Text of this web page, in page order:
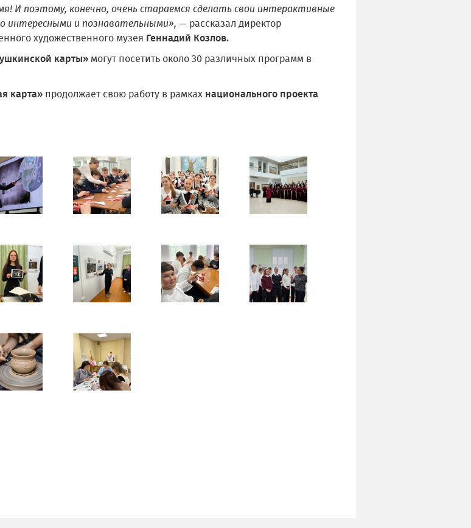
И поэтому, конечно, очень стараемся сделать свои интерактивные
интересными и познавательными», — рассказал директор
художественного музея Геннадий Козлов.
карты» могут посетить около 30 различных программ в
карта» продолжает свою работу в рамках национального проекта